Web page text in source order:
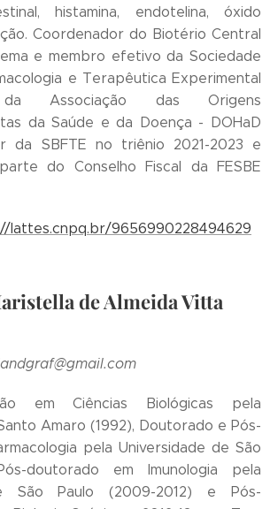
histamina, endotelina, óxido
Coordenador do Biotério Central
e membro efetivo da Sociedade
e Terapêutica Experimental
Associação das Origens
da Saúde e da Doença - DOHaD
da SBFTE no triênio 2021-2023 e
do Conselho Fiscal da FESBE
lattes.cnpq.br/9656990228494629
de Almeida Vitta
em Ciências Biológicas pela
Amaro (1992), Doutorado e Pós-
pela Universidade de São
doutorado em Imunologia pela
São Paulo (2009-2012) e Pós-